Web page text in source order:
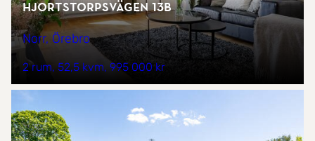
Hjortstorpsvägen 13B
Norr, Örebro
2 rum 52,5 kvm 995 000 kr